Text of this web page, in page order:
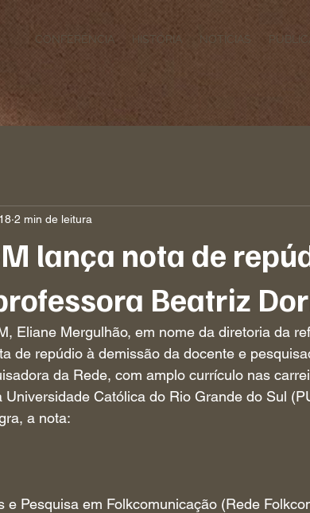
CONFERÊNCIA HISTÓRIA NOTÍCIAS
lança nota de
Beatriz
2 min de leitura
Eliane Mergulhão, em nome da diretoria da
de repúdio à demissão da docente e
da Rede, com amplo currículo nas
Católica do Rio Grande do Sul
a nota:
e Pesquisa em Folkcomunicação (Rede